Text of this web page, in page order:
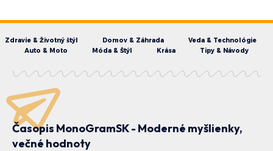
Zdravie & Životný štýl Domov & Záhrada
Veda & Technológie
Auto & Moto
Móda & Štýl Krása Tipy & Návody
Časopis MonoGramSK - Moderné myšlienky,
večné hodnoty